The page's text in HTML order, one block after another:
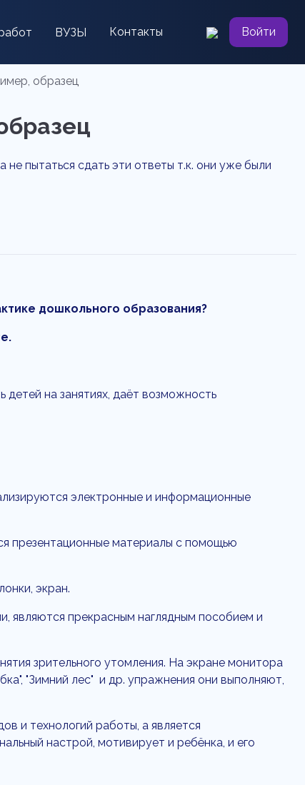
ВУЗЫ Контакты Войти
образец
пытаться сдать эти ответы т.к. они уже были
дошкольного образования?
на занятиях, даёт возможность
электронные и информационные
презентационные материалы с помощью
экран.
являются прекрасным наглядным пособием и
зрительного утомления. На экране монитора
"Зимний лес" и др. упражнения они выполняют,
и технологий работы, а является
настрой, мотивирует и ребёнка, и его